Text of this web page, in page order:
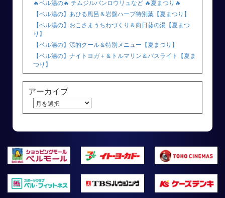
🔥ベル湯の🔥 チムジルバンロウリュなど 🔥夏まつり🔥
【ベル湯の】あひる風呂＆岩盤ハーブ特別葉【夏まつり】
【ベル湯の】おこさまうちわづくり＆向日葵の湯【夏まつ
り】
【ベル湯の】涼的クール＆特別メニュー【夏まつり】
【ベル湯の】ナイトヨガ＋＆トルマリン＆バスライト【夏ま
つり】
アーカイブ